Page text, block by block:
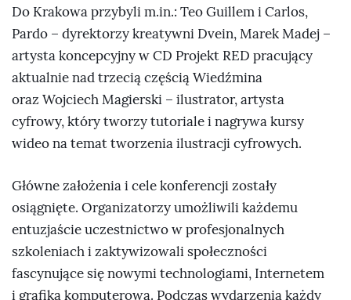
Do Krakowa przybyli m.in.: Teo Guillem i Carlos,
Pardo – dyrektorzy kreatywni Dvein, Marek Madej –
artysta koncepcyjny w CD Projekt RED pracujący
aktualnie nad trzecią częścią Wiedźmina
oraz Wojciech Magierski – ilustrator, artysta
cyfrowy, który tworzy tutoriale i nagrywa kursy
wideo na temat tworzenia ilustracji cyfrowych.
Główne założenia i cele konferencji zostały
osiągnięte. Organizatorzy umożliwili każdemu
entuzjaście uczestnictwo w profesjonalnych
szkoleniach i zaktywizowali społeczności
fascynujące się nowymi technologiami, Internetem
i grafiką komputerową. Podczas wydarzenia każdy